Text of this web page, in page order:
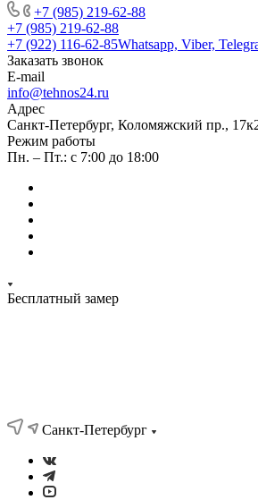
+7 (985) 219-62-88
+7 (985) 219-62-88
+7 (922) 116-62-85Whatsapp, Viber,
Заказать звонок
E-mail
info@tehnos24.ru
Адрес
Санкт-Петербург, Коломяжский пр.,
Режим работы
Пн. – Пт.: с 7:00 до 18:00
Бесплатный замер
Санкт-Петербург